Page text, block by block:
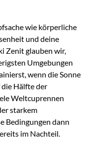
wie körperliche
und deine
Zenit glauben wir,
Umgebungen
wenn die Sonne
Hälfte der
Weltcuprennen
starkem
Bedingungen dann
im Nachteil.